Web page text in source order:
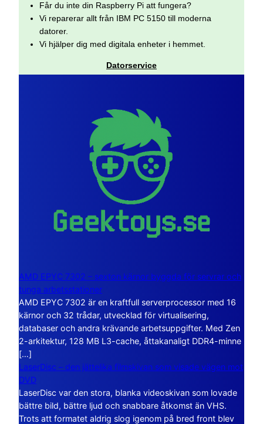
Får du inte din Raspberry Pi att fungera?
Vi reparerar allt från IBM PC 5150 till moderna
datorer.
Vi hjälper dig med digitala enheter i hemmet.
Datorservice
AMD EPYC 7302 – sexton kärnor byggda för servrar och
tunga arbetsstationer
AMD EPYC 7302 är en kraftfull serverprocessor med 16
kärnor och 32 trådar, utvecklad för virtualisering,
databaser och andra krävande arbetsuppgifter. Med Zen
2-arkitektur, 128 MB L3-cache, åttakanaligt DDR4-minne
[…]
LaserDisc – den jättelika filmskivan som visade vägen mot
DVD
LaserDisc var den stora, blanka videoskivan som lovade
bättre bild, bättre ljud och snabbare åtkomst än VHS.
Trots att formatet aldrig slog igenom på bred front blev